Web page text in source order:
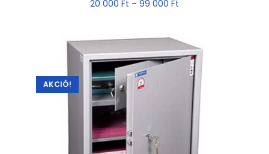
20 000 Ft – 99 000 Ft
AKCIÓ!